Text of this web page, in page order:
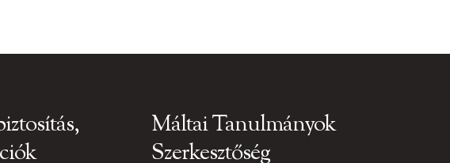
Máltai Tanulmányok
Szerkesztőség